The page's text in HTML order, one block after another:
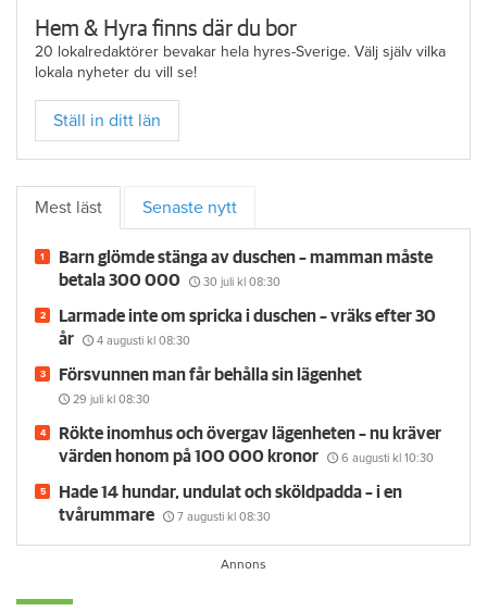
Hem & Hyra finns där du bor
20 lokalredaktörer bevakar hela hyres-Sverige. Välj själv vilka
lokala nyheter du vill se!
Ställ in ditt län
Mest läst Senaste nytt
Barn glömde stänga av duschen – mamman måste
betala 300 000
30 juli kl 08:30
Larmade inte om spricka i duschen – vräks efter 30
år
4 augusti kl 08:30
Försvunnen man får behålla sin lägenhet
29 juli kl 08:30
Rökte inomhus och övergav lägenheten – nu kräver
värden honom på 100 000 kronor
6 augusti kl 10:30
Hade 14 hundar, undulat och sköldpadda – i en
tvårummare
7 augusti kl 08:30